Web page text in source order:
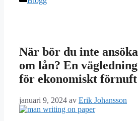
När bör du inte ansöka
om lån? En vägledning
för ekonomiskt förnuft
januari 9, 2024 av Erik Johansson